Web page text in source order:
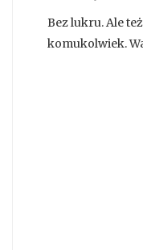
Bez lukru. Ale
komukolwiek.